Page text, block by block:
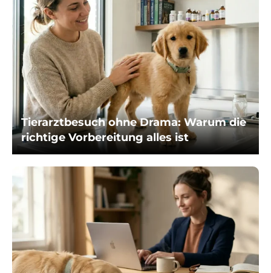
Tierarztbesuch ohne Drama: Warum die
richtige Vorbereitung alles ist